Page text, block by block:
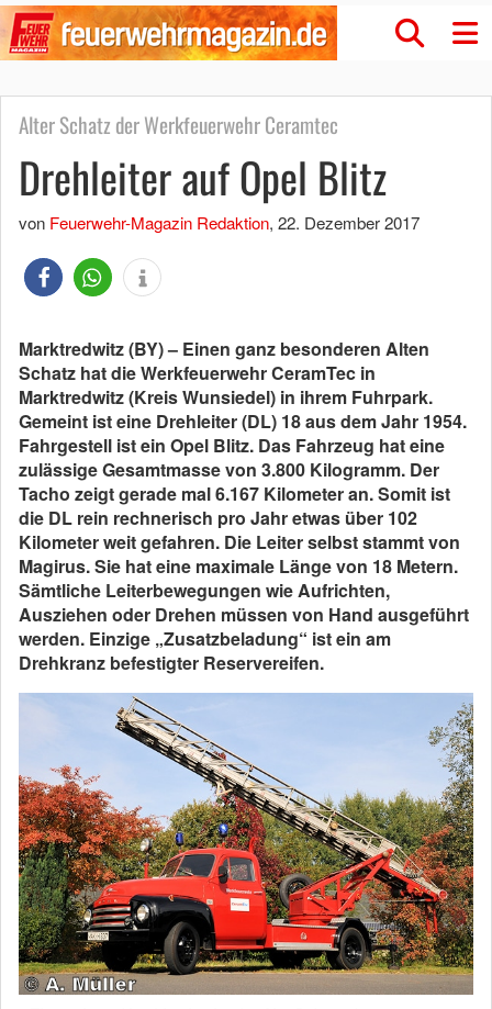
Alter Schatz der Werkfeuerwehr Ceramtec
Drehleiter auf Opel Blitz
von Feuerwehr-Magazin Redaktion, 22. Dezember 2017
Marktredwitz (BY) – Einen ganz besonderen Alten
Schatz hat die Werkfeuerwehr CeramTec in
Marktredwitz (Kreis Wunsiedel) in ihrem Fuhrpark.
Gemeint ist eine Drehleiter (DL) 18 aus dem Jahr 1954.
Fahrgestell ist ein Opel Blitz. Das Fahrzeug hat eine
zulässige Gesamtmasse von 3.800 Kilogramm. Der
Tacho zeigt gerade mal 6.167 Kilometer an. Somit ist
die DL rein rechnerisch pro Jahr etwas über 102
Kilometer weit gefahren. Die Leiter selbst stammt von
Magirus. Sie hat eine maximale Länge von 18 Metern.
Sämtliche Leiterbewegungen wie Aufrichten,
Ausziehen oder Drehen müssen von Hand ausgeführt
werden. Einzige „Zusatzbeladung“ ist ein am
Drehkranz befestigter Reservereifen.